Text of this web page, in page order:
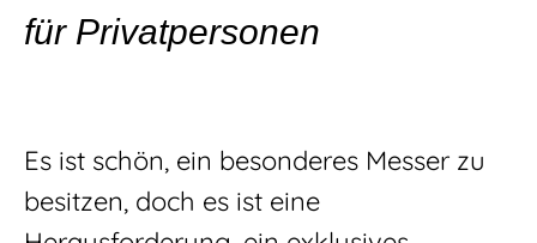
für Privatpersonen
Es ist schön, ein besonderes Messer zu
besitzen, doch es ist eine